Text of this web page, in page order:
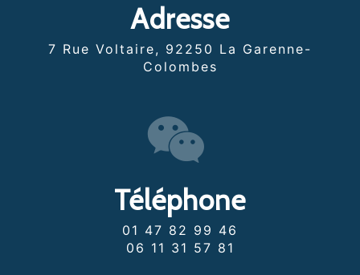
Adresse
7 Rue Voltaire, 92250 La Garenne-
Colombes
Téléphone
01 47 82 99 46
06 11 31 57 81